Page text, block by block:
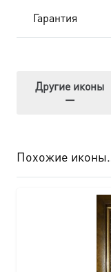
Гарантия
Другие иконы
—
Похожие